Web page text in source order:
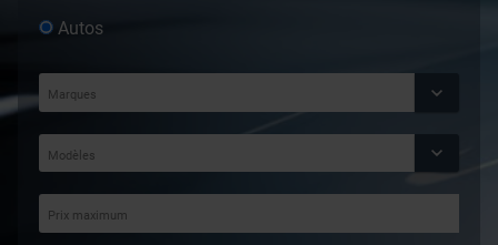
Autos